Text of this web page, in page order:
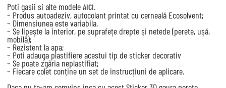
Poti gasii si alte modele AICI.
– Produs autoadeziv, autocolant printat cu cerneală Ecosolvent;
– Dimensiunea este variabila,
– Se lipește la interior, pe suprafețe drepte și netede (perete, ușă,
mobilă);
– Rezistent la apa;
– Poti adauga plastifiere acestui tip de sticker decorativ
– Se poate zgâria neplastifiat;
– Fiecare colet conține un set de instrucțiuni de aplicare.